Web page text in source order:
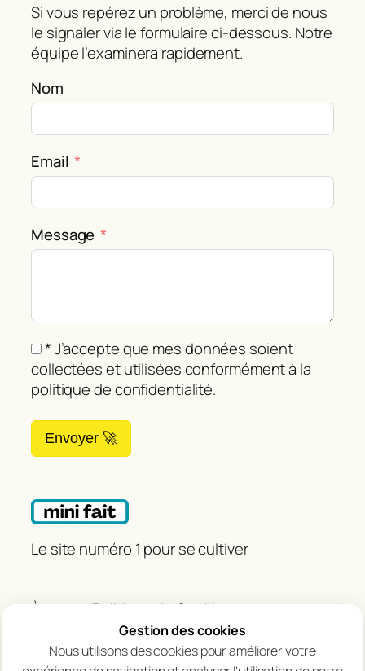
Gestion des cookies
Nous utilisons des cookies pour améliorer votre
Si vous repérez un problème, merci de nous
le signaler via le formulaire ci‑dessous. Notre
équipe l’examinera rapidement.
Nom
Email
Message
* J’accepte que mes données soient
collectées et utilisées conformément à la
politique de confidentialité.
Envoyer 🚀
Le site numéro 1 pour se cultiver
À propos Politique de Cookies
Avertissement
Politique de confidentialité